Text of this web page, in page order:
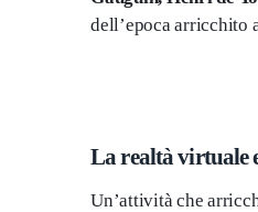
dell’epoca arricchito
La realtà virtuale
Un’attività che